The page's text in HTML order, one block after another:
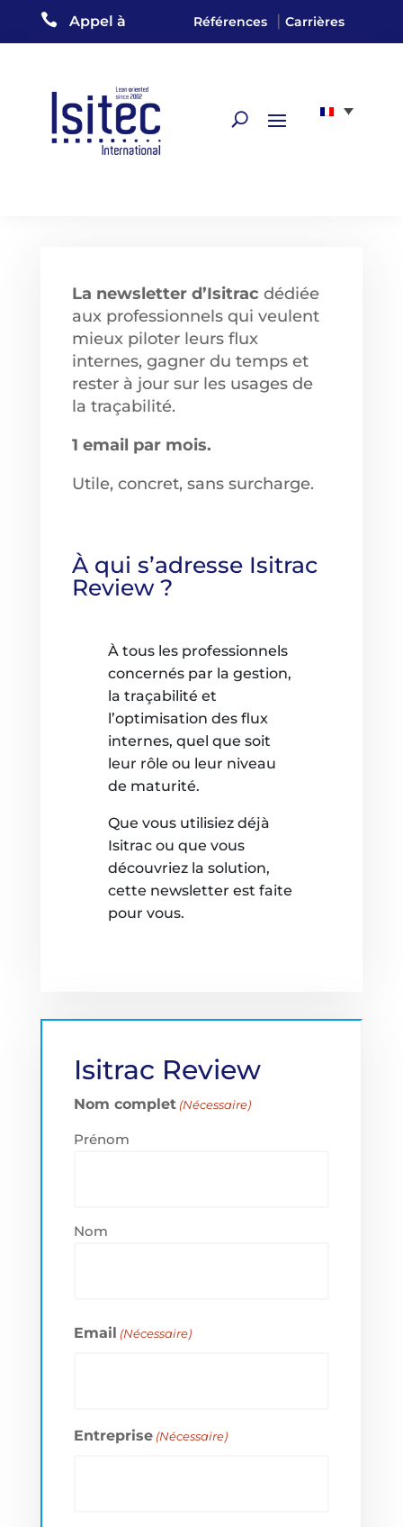
 Appel à Références |Carrières
La newsletter d’Isitrac dédiée
aux professionnels qui veulent
mieux piloter leurs flux
internes, gagner du temps et
rester à jour sur les usages de
la traçabilité.
1 email par mois.
Utile, concret, sans surcharge.
À qui s’adresse Isitrac
Review ?
À tous les professionnels
concernés par la gestion,
la traçabilité et
l’optimisation des flux
internes, quel que soit
leur rôle ou leur niveau
de maturité.
Que vous utilisiez déjà
Isitrac ou que vous
découvriez la solution,
cette newsletter est faite
pour vous.
Isitrac Review
Nom complet (Nécessaire)
Prénom
Nom
Email (Nécessaire)
Entreprise (Nécessaire)